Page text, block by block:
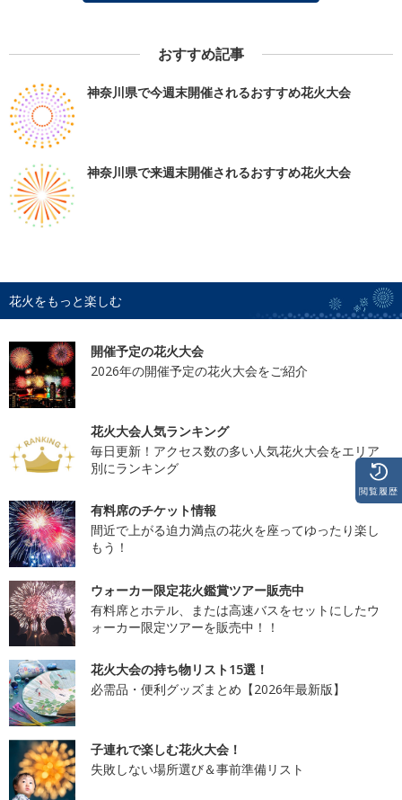
おすすめ記事
神奈川県で今週末開催されるおすすめ花火大会
神奈川県で来週末開催されるおすすめ花火大会
花火をもっと楽しむ
開催予定の花火大会
2026年の開催予定の花火大会をご紹介
花火大会人気ランキング
毎日更新！アクセス数の多い人気花火大会をエリア
別にランキング
有料席のチケット情報
間近で上がる迫力満点の花火を座ってゆったり楽し
もう！
ウォーカー限定花火鑑賞ツアー販売中
有料席とホテル、または高速バスをセットにしたウ
ォーカー限定ツアーを販売中！！
花火大会の持ち物リスト15選！
必需品・便利グッズまとめ【2026年最新版】
子連れで楽しむ花火大会！
失敗しない場所選び＆事前準備リスト
閲覧履歴